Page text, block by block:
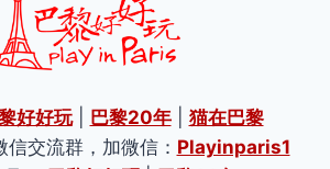
好好玩| 巴黎20年| 猫在巴黎
交流群，加微信： Playinparis1